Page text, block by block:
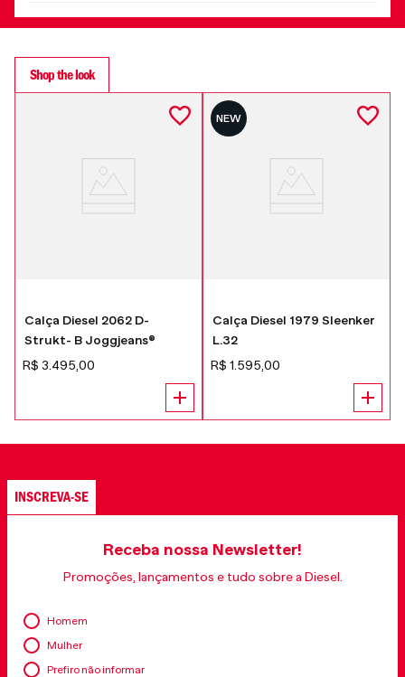
Shop the look
Calça Diesel 2062 D-
Strukt- B Joggjeans®
R$ 3 495 00
NEW
Calça Diesel 1979 Sleenker
L.32
R$ 1 595 00
INSCREVA-SE
Receba nossa Newsletter!
Promoções, lançamentos e tudo sobre a Diesel.
Homem
Mulher
Prefiro não informar